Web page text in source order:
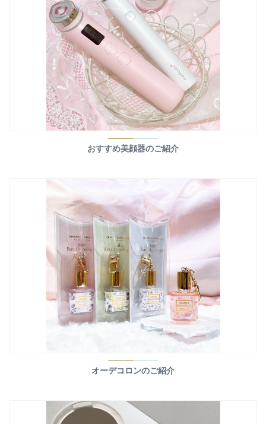
おすすめ美顔器のご紹介
オーデコロンのご紹介